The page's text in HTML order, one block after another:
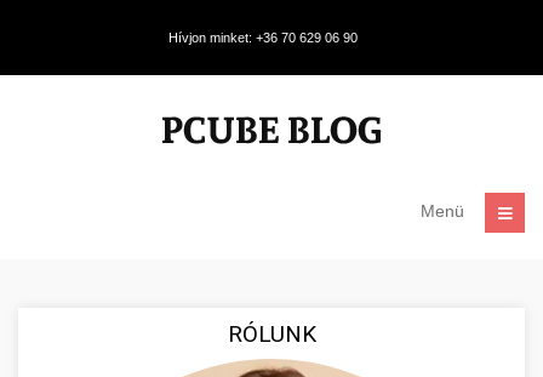
Hívjon minket: +36 70 629 06 90
Menü
RÓLUNK